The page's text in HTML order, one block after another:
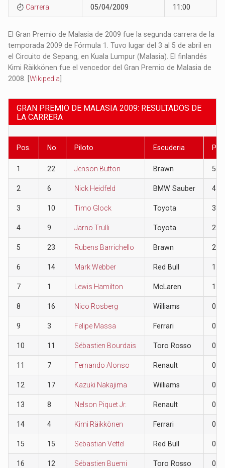
Carrera 05/04/2009 11:00
El Gran Premio de Malasia de 2009 fue la segunda carrera de la
temporada 2009 de Fórmula 1. Tuvo lugar del 3 al 5 de abril en
el Circuito de Sepang, en Kuala Lumpur (Malasia). El finlandés
Kimi Räikkönen fue el vencedor del Gran Premio de Malasia de
2008. [Wikipedia
GRAN PREMIO DE MALASIA 2009: RESULTADOS DE
LA CARRERA
Pos. No. Piloto Escuderia
1 22 Jenson Button Brawn 5
2 6 Nick Heidfeld BMW Sauber 4
3 10 Timo Glock Toyota 3
4 9 Jarno Trulli Toyota 2.5
5 23 Rubens Barrichello Brawn 2
6 14 Mark Webber Red Bull 1.5
7 1 Lewis Hamilton McLaren 1
8 16 Nico Rosberg Williams 0.5
9 3 Felipe Massa Ferrari 0
10 11 Sébastien Bourdais Toro Rosso 0
11 7 Fernando Alonso Renault 0
12 17 Kazuki Nakajima Williams 0
13 8 Nelson Piquet Jr. Renault 0
14 4 Kimi Räikkönen Ferrari 0
15 15 Sebastian Vettel Red Bull 0
16 12 Sébastien Buemi Toro Rosso 0